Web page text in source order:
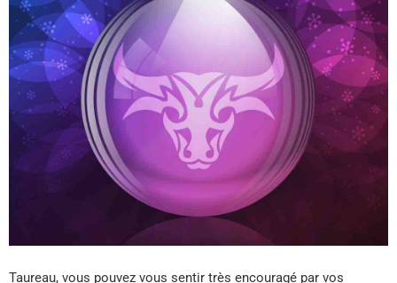
Taureau, vous pouvez vous sentir très encouragé par vos